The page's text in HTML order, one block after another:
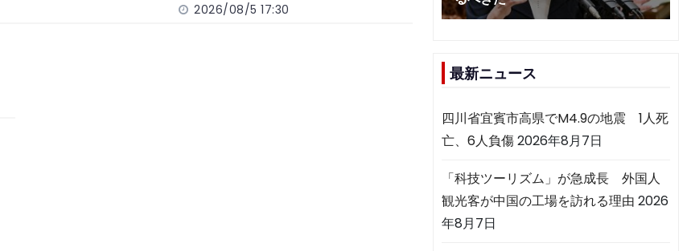
2026/08/5 17:30
最新ニュース
四川省宜賓市高県でM4.9の地震 1人死
亡、6人負傷2026年8月7日
「科技ツーリズム」が急成長 外国人
観光客が中国の工場を訪れる理由 2026
年8月7日